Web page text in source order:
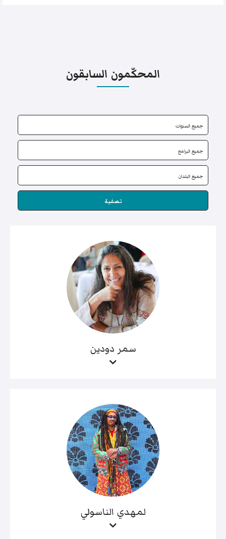
المحكّمون السابقون
تصفية
سمر دودين
لمهدي الناسولي